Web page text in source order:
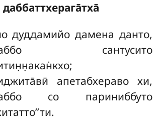
даббаттхерага̄тха̄
дуддамийо дамена данто,
сантусито
апетабхераво хи,
со париниббуто